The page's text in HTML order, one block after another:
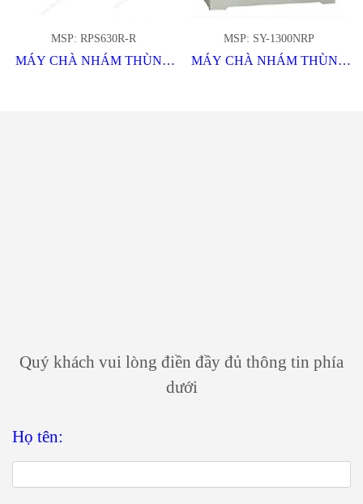
MSP: RPS630R-R
MÁY CHÀ NHÁM THÙNG
MSP: SY-1300NRP
MÁY CHÀ NHÁM THÙNG
Quý khách vui lòng điền đầy đủ thông tin phía
dưới
Họ tên: